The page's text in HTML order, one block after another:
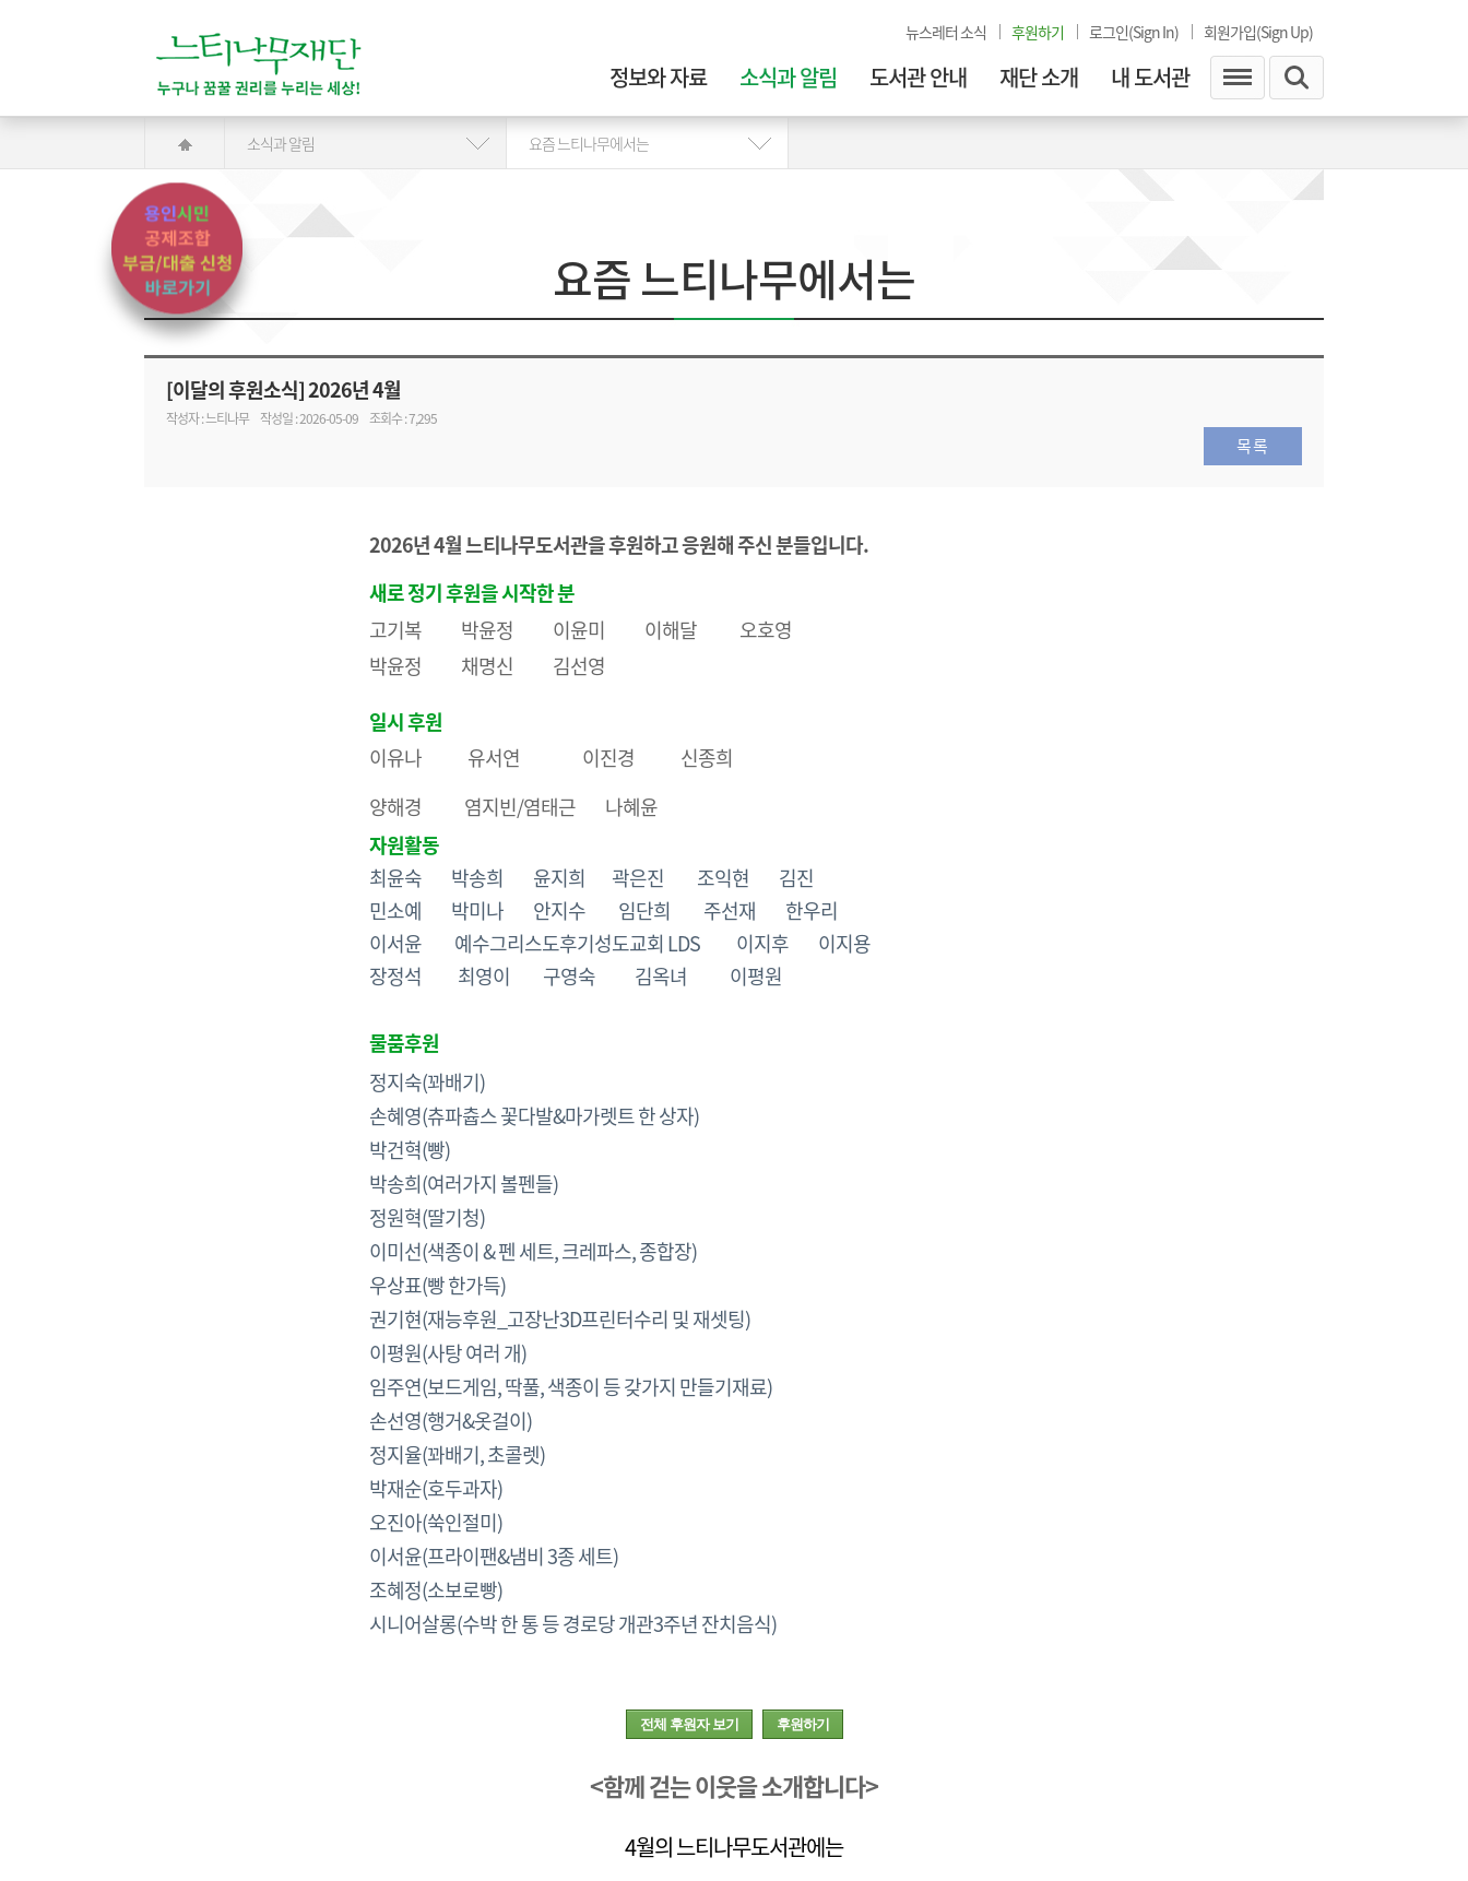
뉴스레터 소식 후원하기 로그인(Sign In) 회원가입(Sign Up)
정보와 자료 소식과 알림 도서관 안내 재단 소개 내 도서관
소식과 알림 요즘 느티나무에서는
요즘 느티나무에서는
[이달의 후원소식] 2026년 4월
작성자 : 느티나무 작성일 : 2026-05-09 조회수 : 7,295
목록
2026년 4월 느티나무도서관을 후원하고 응원해 주신 분들입니다.
새로 정기 후원을 시작한 분
고기복 박윤정 이윤미 이해달 오호영
박윤정 채명신 김선영
일시 후원
이유나 유서연 이진경 신종희
양해경 염지빈/염태근 나혜윤
자원활동
최윤숙 박송희 윤지희 곽은진 조익현 김진
민소예 박미나 안지수 임단희 주선재 한우리
이서윤 예수그리스도후기성도교회 LDS 이지후 이지용
장정석 최영이 구영숙 김옥녀 이평원
물품후원
정지숙(꽈배기)
손혜영(츄파츕스 꽃다발&마가렛트 한 상자)
박건혁(빵)
박송희(여러가지 볼펜들)
정원혁(딸기청)
이미선(색종이 & 펜 세트, 크레파스, 종합장)
우상표(빵 한가득)
권기현(재능후원_고장난3D프린터수리 및 재셋팅)
이평원(사탕 여러 개)
임주연(보드게임, 딱풀, 색종이 등 갖가지 만들기재료)
손선영(행거&옷걸이)
정지율(꽈배기, 초콜렛)
박재순(호두과자)
오진아(쑥인절미)
이서윤(프라이팬&냄비 3종 세트)
조혜정(소보로빵)
시니어살롱(수박 한 통 등 경로당 개관3주년 잔치음식)
전체 후원자 보기 후원하기
<함께 걷는 이웃을 소개합니다>
4월의 느티나무도서관에는